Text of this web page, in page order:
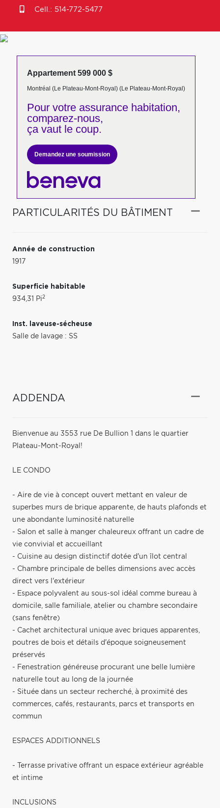
Cell.: 514-772-5477
Appartement 599 000 $
Montréal (Le Plateau-Mont-Royal) (Le Plateau-Mont-Royal)
Pour votreassurance habitation,
comparez-nous,
ça vaut le coup.
Demandez une soumission
PARTICULARITÉS DU BÂTIMENT
Année de construction
1917
Superficie habitable
934,31 Pi2
Inst. laveuse-sécheuse
Salle de lavage : SS
ADDENDA
Bienvenue au 3553 rue De Bullion 1 dans le quartier
Plateau-Mont-Royal!
LE CONDO
- Aire de vie à concept ouvert mettant en valeur de
superbes murs de brique apparente, de hauts plafonds et
une abondante luminosité naturelle
- Salon et salle à manger chaleureux offrant un cadre de
vie convivial et accueillant
- Cuisine au design distinctif dotée d'un îlot central
- Chambre principale de belles dimensions avec accès
direct vers l'extérieur
- Espace polyvalent au sous-sol idéal comme bureau à
domicile, salle familiale, atelier ou chambre secondaire
(sans fenêtre)
- Cachet architectural unique avec briques apparentes,
poutres de bois et détails d'époque soigneusement
préservés
- Fenestration généreuse procurant une belle lumière
naturelle tout au long de la journée
- Située dans un secteur recherché, à proximité des
commerces, cafés, restaurants, parcs et transports en
commun
ESPACES ADDITIONNELS
- Terrasse privative offrant un espace extérieur agréable
et intime
INCLUSIONS